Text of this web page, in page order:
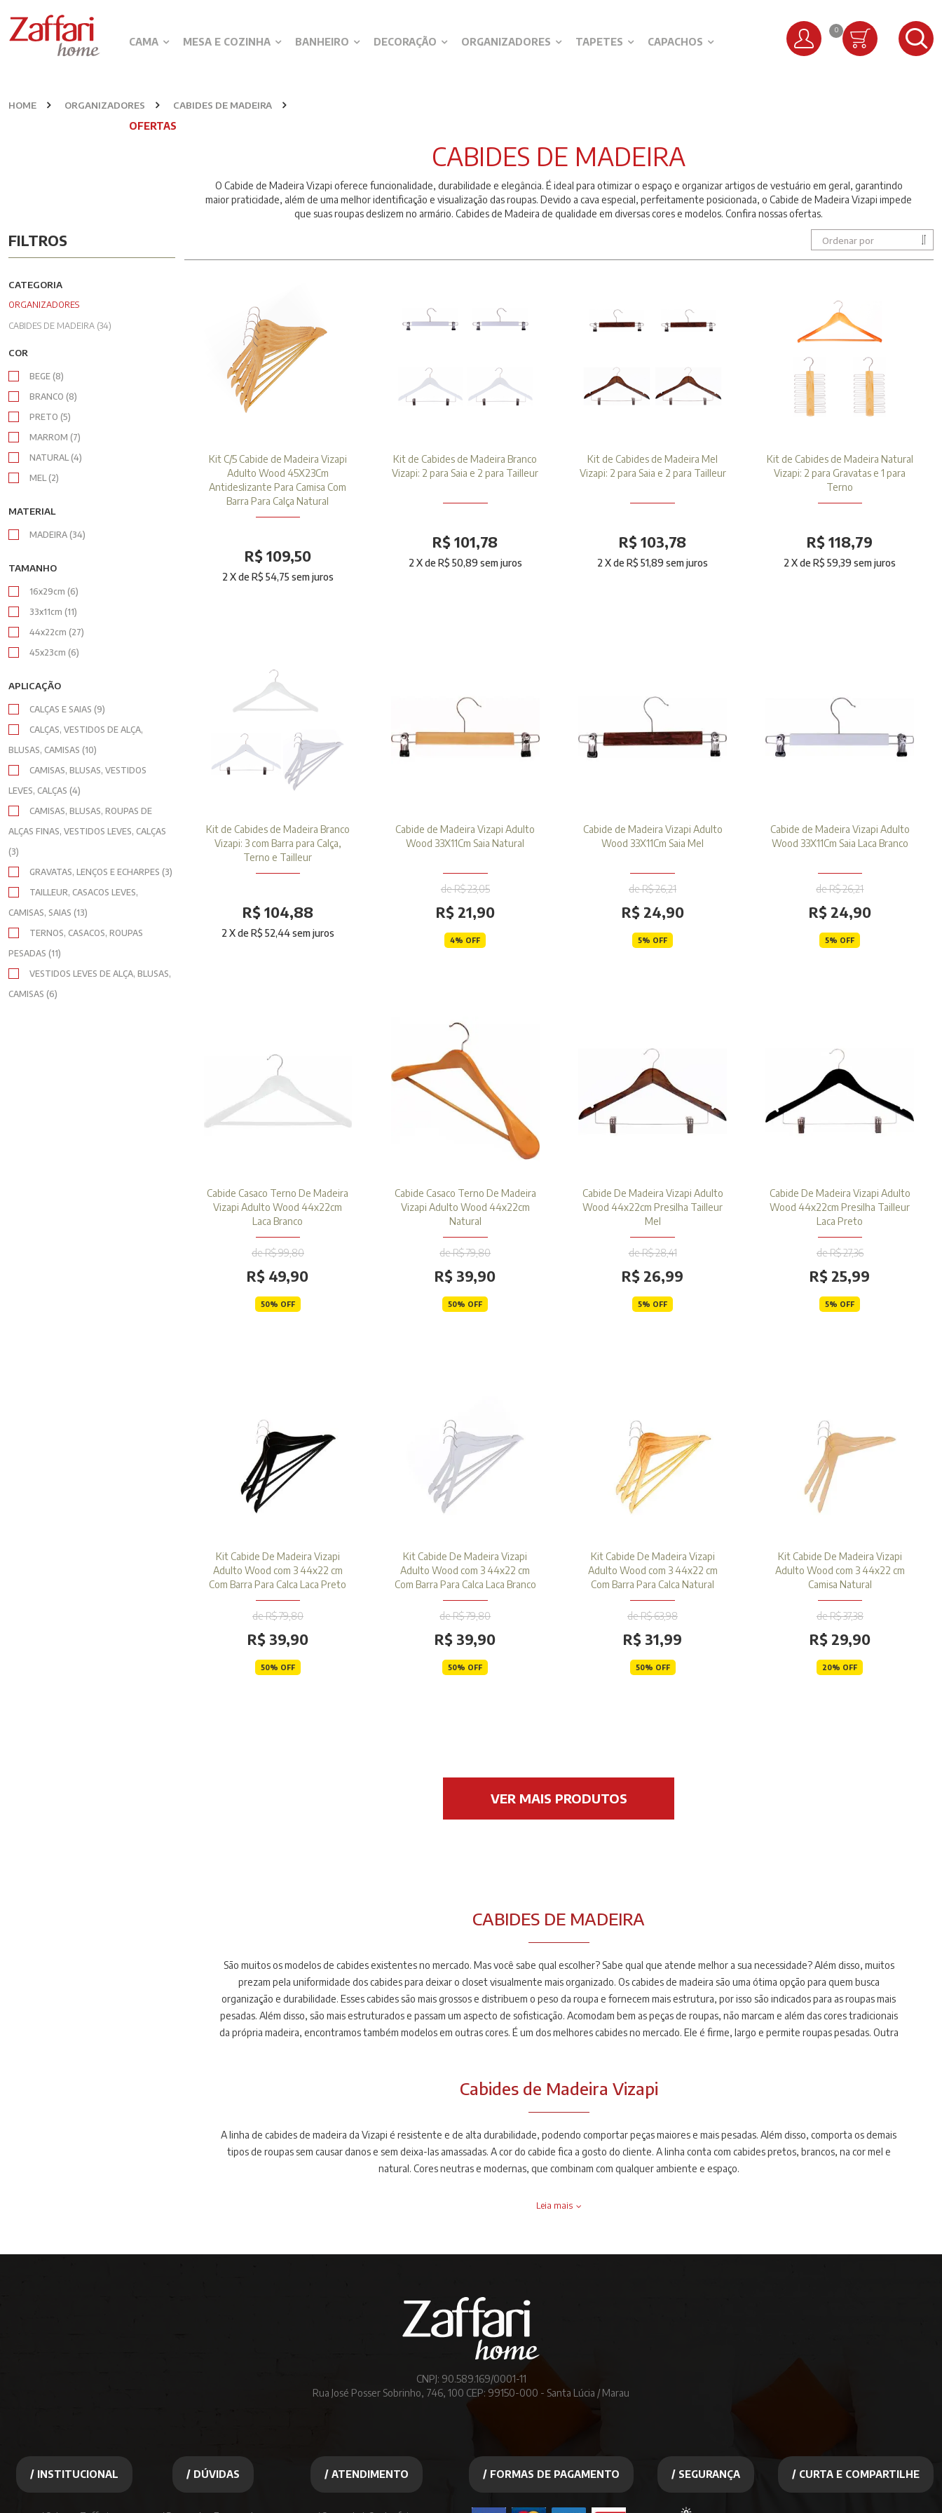
CAMA MESA E COZINHA BANHEIRO DECORAÇÃO ORGANIZADORES TAPETES CAPACHOS
OFERTAS
0
HOME ORGANIZADORES CABIDES DE MADEIRA
FILTROS
CATEGORIA
ORGANIZADORES
CABIDES DE MADEIRA (34)
COR
BEGE (8)
BRANCO (8)
PRETO (5)
MARROM (7)
NATURAL (4)
MEL (2)
MATERIAL
MADEIRA (34)
TAMANHO
16x29cm (6)
33x11cm (11)
44x22cm (27)
45x23cm (6)
APLICAÇÃO
CALÇAS E SAIAS (9)
CALÇAS, VESTIDOS DE ALÇA,
BLUSAS, CAMISAS (10)
CAMISAS, BLUSAS, VESTIDOS
LEVES, CALÇAS (4)
CAMISAS, BLUSAS, ROUPAS DE
ALÇAS FINAS, VESTIDOS LEVES, CALÇAS
(3)
GRAVATAS, LENÇOS E ECHARPES (3)
TAILLEUR, CASACOS LEVES,
CAMISAS, SAIAS (13)
TERNOS, CASACOS, ROUPAS
PESADAS (11)
VESTIDOS LEVES DE ALÇA, BLUSAS,
CAMISAS (6)
CABIDES DE MADEIRA
O Cabide de Madeira Vizapi oferece funcionalidade, durabilidade e elegância. É ideal para otimizar o espaço e organizar artigos de vestuário em geral, garantindo
maior praticidade, além de uma melhor identificação e visualização das roupas. Devido a cava especial, perfeitamente posicionada, o Cabide de Madeira Vizapi impede
que suas roupas deslizem no armário. Cabides de Madeira de qualidade em diversas cores e modelos. Confira nossas ofertas.
Ordenar por
Kit C/5 Cabide de Madeira Vizapi
Adulto Wood 45X23Cm
Antideslizante Para Camisa Com
Barra Para Calça Natural
R$ 109,50
2 X deR$ 54,75 sem juros
Kit de Cabides de Madeira Branco
Vizapi: 2 para Saia e 2 para Tailleur
R$ 101,78
2 X deR$ 50,89 sem juros
Kit de Cabides de Madeira Mel
Vizapi: 2 para Saia e 2 para Tailleur
R$ 103,78
2 X deR$ 51,89 sem juros
Kit de Cabides de Madeira Natural
Vizapi: 2 para Gravatas e 1 para
Terno
R$ 118,79
2 X deR$ 59,39 sem juros
Kit de Cabides de Madeira Branco
Vizapi: 3 com Barra para Calça,
Terno e Tailleur
R$ 104,88
2 X deR$ 52,44sem juros
Cabide de Madeira Vizapi Adulto
Wood 33X11Cm Saia Natural
de R$ 23,05
R$ 21,90
4% OFF
Cabide de Madeira Vizapi Adulto
Wood 33X11Cm Saia Mel
de R$ 26,21
R$ 24,90
5% OFF
Cabide de Madeira Vizapi Adulto
Wood 33X11Cm Saia Laca Branco
de R$ 26,21
R$ 24,90
5% OFF
Cabide Casaco Terno De Madeira
Vizapi Adulto Wood 44x22cm
Laca Branco
de R$ 99,80
R$ 49,90
50% OFF
Cabide Casaco Terno De Madeira
Vizapi Adulto Wood 44x22cm
Natural
de R$ 79,80
R$ 39,90
50% OFF
Cabide De Madeira Vizapi Adulto
Wood 44x22cm Presilha Tailleur
Mel
de R$ 28,41
R$ 26,99
5% OFF
Cabide De Madeira Vizapi Adulto
Wood 44x22cm Presilha Tailleur
Laca Preto
de R$ 27,36
R$ 25,99
5% OFF
Kit Cabide De Madeira Vizapi
Adulto Wood com 3 44x22 cm
Com Barra Para Calca Laca Preto
de R$ 79,80
R$ 39,90
50% OFF
Kit Cabide De Madeira Vizapi
Adulto Wood com 3 44x22 cm
Com Barra Para Calca Laca Branco
de R$ 79,80
R$ 39,90
50% OFF
Kit Cabide De Madeira Vizapi
Adulto Wood com 3 44x22 cm
Com Barra Para Calca Natural
de R$ 63,98
R$ 31,99
50% OFF
Kit Cabide De Madeira Vizapi
Adulto Wood com 3 44x22 cm
Camisa Natural
de R$ 37,38
R$ 29,90
20% OFF
VER MAIS PRODUTOS
CABIDES DE MADEIRA
São muitos os modelos de cabides existentes no mercado. Mas você sabe qual escolher? Sabe qual que atende melhor a sua necessidade? Além disso, muitos
prezam pela uniformidade dos cabides para deixar o closet visualmente mais organizado. Os cabides de madeira são uma ótima opção para quem busca
organização e durabilidade. Esses cabides são mais grossos e distribuem o peso da roupa e fornecem mais estrutura, por isso são indicados para as roupas mais
pesadas. Além disso, são mais estruturados e passam um aspecto de sofisticação. Acomodam bem as peças de roupas, não marcam e além das cores tradicionais
da própria madeira, encontramos também modelos em outras cores. É um dos melhores cabides no mercado. Ele é firme, largo e permite roupas pesadas. Outra
Cabides de Madeira Vizapi
A linha de cabides de madeira da Vizapi é resistente e de alta durabilidade, podendo comportar peças maiores e mais pesadas. Além disso, comporta os demais
tipos de roupas sem causar danos e sem deixa-las amassadas. A cor do cabide fica a gosto do cliente. A linha conta com cabides pretos, brancos, na cor mel e
natural. Cores neutras e modernas, que combinam com qualquer ambiente e espaço.
Leia mais
CNPJ: 90.589.169/0001-11
Rua José Posser Sobrinho, 746, 100 CEP: 99150-000 - Santa Lúcia / Marau
/ INSTITUCIONAL / DÚVIDAS / ATENDIMENTO / FORMAS DE PAGAMENTO / SEGURANÇA / CURTA E COMPARTILHE